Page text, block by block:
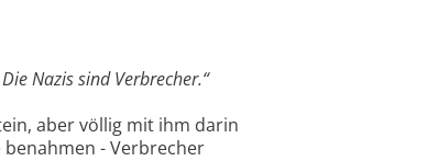
Nazis sind Verbrecher.“
aber völlig mit ihm darin
- Verbrecher